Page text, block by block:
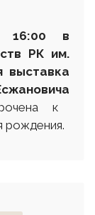
16:00 в
РК им.
выставка
к
рождения.